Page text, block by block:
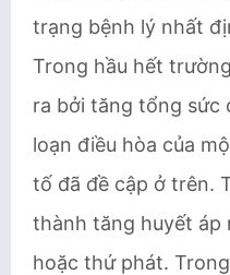
trạng bệnh lý nhất
Trong hầu hết
ra bởi tăng tổng sức
loạn điều hòa của
tố đã đề cập ở trên.
thành tăng huyết áp
hoặc thứ phát.